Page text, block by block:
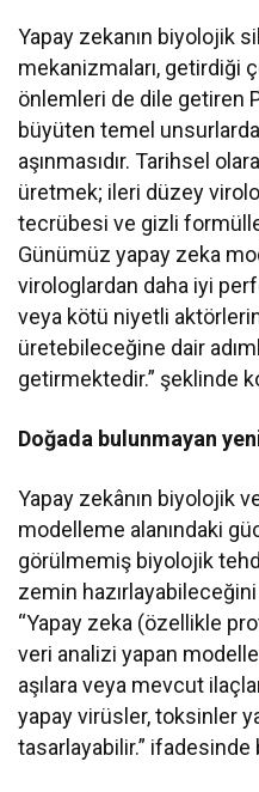
Yapay zekanın biyolojik
mekanizmaları, getirdiği
önlemleri de dile getiren
büyüten temel
aşınmasıdır. Tarihsel
üretmek; ileri düzey
tecrübesi ve gizli
Günümüz yapay zeka
virologlardan daha iyi
veya kötü niyetli
üretebileceğine dair
getirmektedir.” şeklinde
Doğada bulunmayan
Yapay zekânın biyolojik
modelleme alanındaki
görülmemiş biyolojik
zemin
“Yapay zeka (özellikle
veri analizi yapan
aşılara veya mevcut
yapay virüsler, toksinler
tasarlayabilir.” ifadesinde